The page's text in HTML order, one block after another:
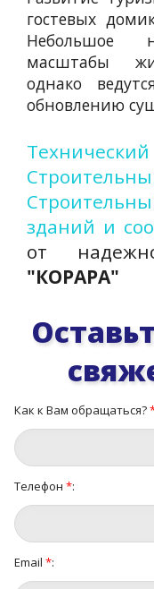
гостевых
Небольшое
масштабы
однако
обновлению
зданий и
от
"КОРАРА"
Как к Вам обращаться?
Телефон *:
Email *: